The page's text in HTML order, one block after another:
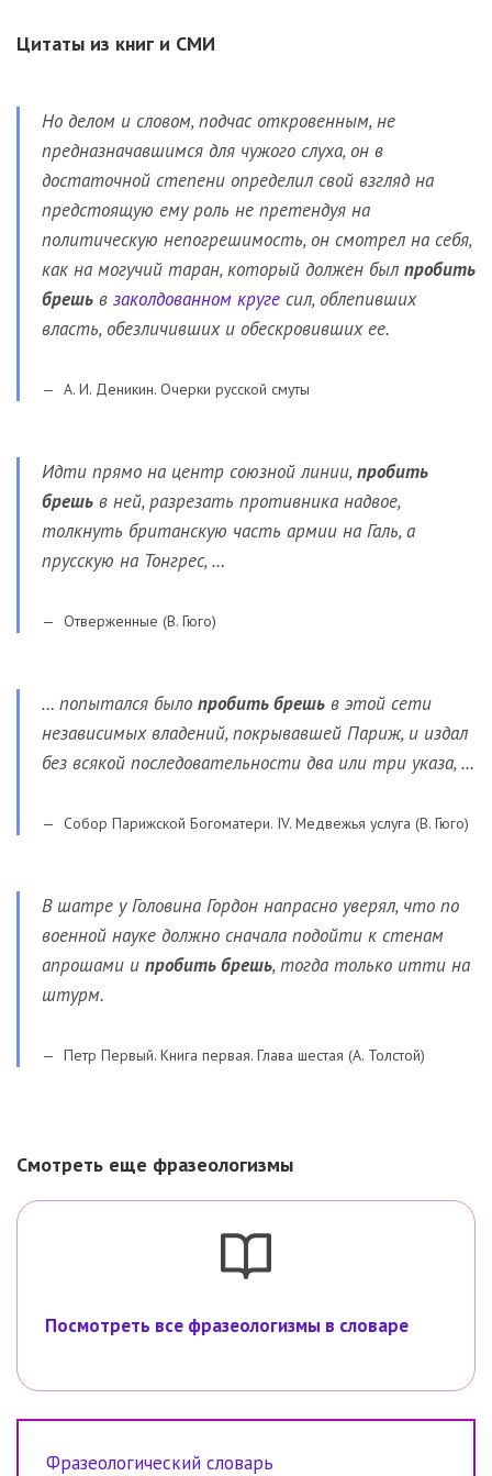
Цитаты из книг и СМИ
Но делом и словом, подчас откровенным, не
предназначавшимся для чужого слуха, он в
достаточной степени определил свой взгляд на
предстоящую ему роль не претендуя на
политическую непогрешимость, он смотрел на себя,
как на могучий таран, который должен был пробить
брешь в заколдованном круге сил, облепивших
власть, обезличивших и обескровивших ее.
А. И. Деникин. Очерки русской смуты
Идти прямо на центр союзной линии,пробить
брешь в ней, разрезать противника надвое,
толкнуть британскую часть армии на Галь, а
прусскую на Тонгрес, …
Отверженные (В. Гюго)
… попытался было пробить брешь в этой сети
независимых владений, покрывавшей Париж, и издал
без всякой последовательности два или три указа, …
Собор Парижской Богоматери. IV. Медвежья услуга (В. Гюго)
В шатре у Головина Гордон напрасно уверял, что по
военной науке должно сначала подойти к стенам
апрошами и пробить брешь, тогда только итти на
штурм.
Петр Первый. Книга первая. Глава шестая (А. Толстой)
Смотреть еще фразеологизмы
Посмотреть все фразеологизмы в словаре
Фразеологический словарь